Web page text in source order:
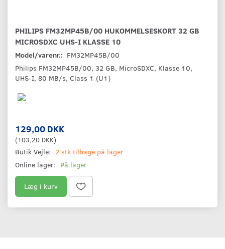
PHILIPS FM32MP45B/00 HUKOMMELSESKORT 32 GB
MICROSDXC UHS-I KLASSE 10
Model/varenr.: FM32MP45B/00
Philips FM32MP45B/00, 32 GB, MicroSDXC, Klasse 10,
UHS-I, 80 MB/s, Class 1 (U1)
129,00 DKK
(103,20 DKK)
Butik Vejle: 2 stk tilbage på lager
Online lager: På lager
Læg i kurv